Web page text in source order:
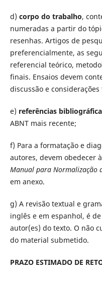
d) corpo do trabalho,
numeradas a partir do
resenhas. Artigos de
preferencialmente, as
referencial teórico,
finais. Ensaios devem
discussão e considerações
e) referências
ABNT mais recente;
f) Para a formatação e
autores, devem obedecer
Manual para Normalização
em anexo.
g) A revisão textual e
inglês e em espanhol, é
autor(es) do texto. O não
do material submetido.
PRAZO ESTIMADO DE